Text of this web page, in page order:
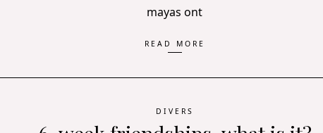
mayas ont
READ MORE
DIVERS